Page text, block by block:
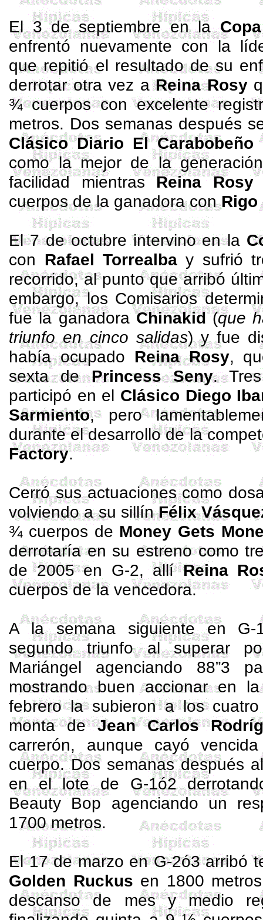
El 3 de septiembre en la
enfrentó nuevamente con la
que repitió el resultado de su
derrotar otra vez aReina Rosy
¾ cuerpos con excelente
metros. Dos semanas después
Clásico Diario El Carabobeño
como la mejor de la
facilidad mientrasReina Rosy
cuerpos de la ganadora conRigo
El 7 de octubre intervino en la
con Rafael Torrealbay sufrió
recorrido, al punto que arribó
embargo, los Comisarios
fue la ganadoraChinakid(que
triunfo en cinco salidas) y fue
había ocupado Reina Rosy,
sexta dePrincess Seny.
participó en el Clásico Diego
Sarmiento, pero
durante el desarrollo de la
Factory.
Cerró sus actuaciones como
volviendo a su sillínFélix
¾ cuerpos de Money Gets
derrotaría en su estreno como
de 2005 en G-2, allíReina
cuerpos de la vencedora.
A la semana siguiente en G-
segundo triunfo al superar
Mariángel agenciando 88”3
mostrando buen accionar en
febrero la subieron a los
monta deJean Carlos
carrerón, aunque cayó
cuerpo. Dos semanas después
en el lote de G-1ó2
Beauty Bop agenciando un
1700 metros.
El 17 de marzo en G-2ó3 arribó
Golden Ruckus en 1800
descanso de mes y medio